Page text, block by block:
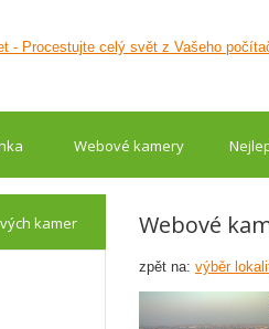
Webové kamery
kamer Webové
zpět na: výběr